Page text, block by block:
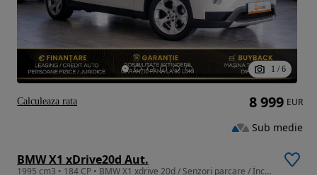
1 / 6
BMW X1 xDrive20d Aut.
1995 cm3 • 184 CP • BMW X1 xdrive 20d / Senzori parcare / Încălzire scaune / Climatronic
8 999 EUR
Sub medie
Calculeaza rata